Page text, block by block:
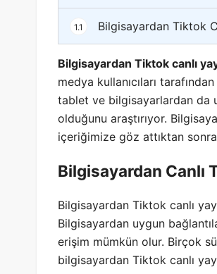
1.1 Bilgisayardan Tiktok
Bilgisayardan Tiktok canlı
medya kullanıcıları
tablet ve bilgisayarlardan da
olduğunu araştırıyor.
içeriğimize göz attıktan
Bilgisayardan Canlı
Bilgisayardan Tiktok canlı
Bilgisayardan uygun
erişim mümkün olur. Birçok
bilgisayardan Tiktok canlı